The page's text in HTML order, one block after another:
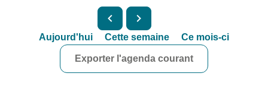
Aujourd'hui Cette semaine Ce mois-ci
Exporter l'agenda courant